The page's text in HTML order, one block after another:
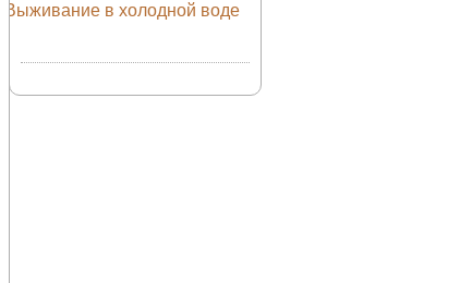
Выживание в холодной воде